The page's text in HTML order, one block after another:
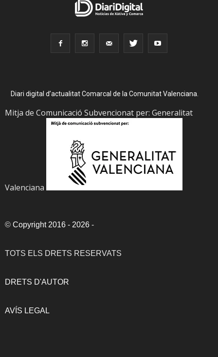
Diari digital d’actualitat Comarcal de la Comunitat Valenciana.
Mitja de Comunicació Subvencionat per: Generalitat
Valenciana
© Copyright 2016 - 2026 -
TOTS ELS DRETS RESERVATS
DRETS D'AUTOR
AVÍS LEGAL